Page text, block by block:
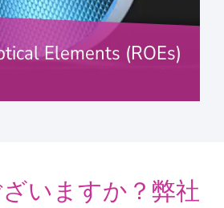
Elements (ROEs)
いますか？弊社